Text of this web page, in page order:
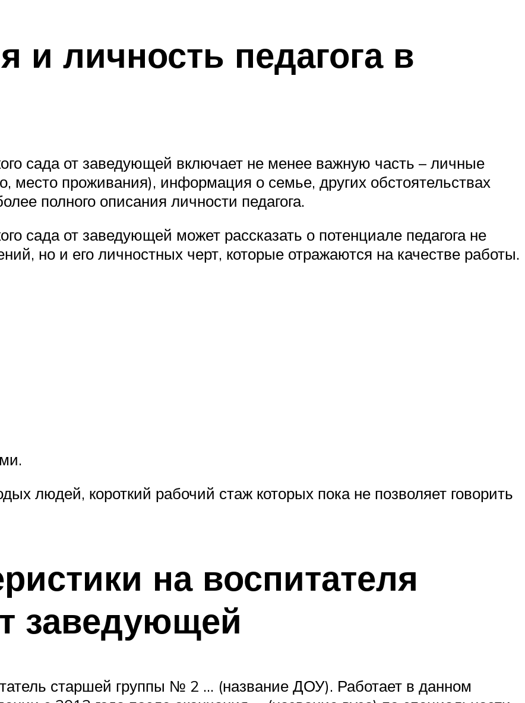
и личность педагога в
сада от заведующей включает не менее важную часть – личные
место проживания), информация о семье, других обстоятельствах
полного описания личности педагога.
сада от заведующей может рассказать о потенциале педагога не
но и его личностных черт, которые отражаются на качестве работы.
людей, короткий рабочий стаж которых пока не позволяет говорить
на воспитателя
заведующей
старшей группы № 2 … (название ДОУ). Работает в данном